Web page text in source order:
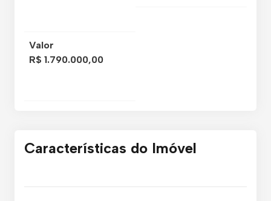
Valor
R$ 1.790.000,00
Características do Imóvel